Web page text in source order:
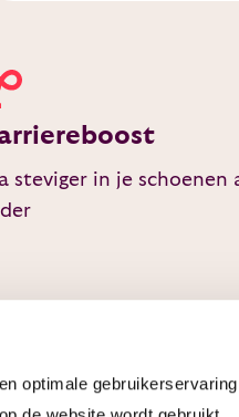
optimale gebruikerservaring
steviger in je schoenen